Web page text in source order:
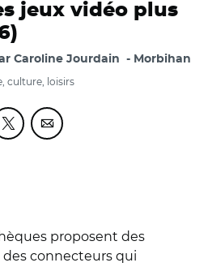
jeux vidéo plus
Caroline Jourdain Morbihan
culture, loisirs
page sur Facebook
cette page sur Linkedin
Partager cette page sur Twitter
Partager cette page sur
proposent des
connecteurs qui